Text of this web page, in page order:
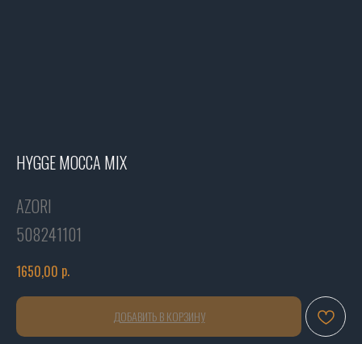
HYGGE MOCCA MIX
AZORI
508241101
1650,00 р.
ДОБАВИТЬ В КОРЗИНУ